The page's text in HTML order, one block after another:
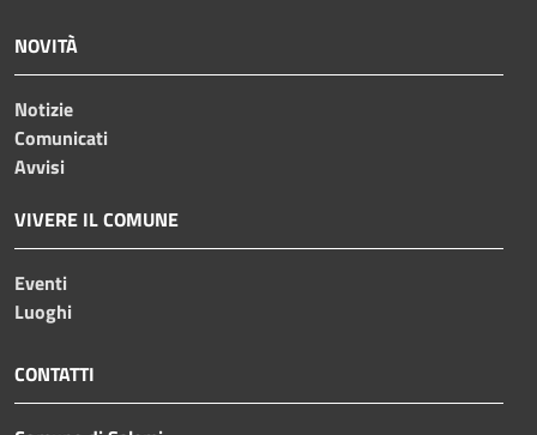
NOVITÀ
Notizie
Comunicati
Avvisi
VIVERE IL COMUNE
Eventi
Luoghi
CONTATTI